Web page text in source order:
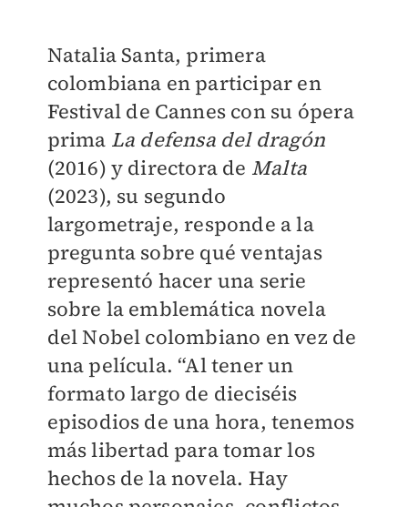
Natalia Santa, primera
colombiana en participar en
Festival de Cannes con su ópera
prima La defensa del dragón
(2016) y directora de Malta
(2023), su segundo
largometraje, responde a la
pregunta sobre qué ventajas
representó hacer una serie
sobre la emblemática novela
del Nobel colombiano en vez de
una película. “Al tener un
formato largo de dieciséis
episodios de una hora, tenemos
más libertad para tomar los
hechos de la novela. Hay